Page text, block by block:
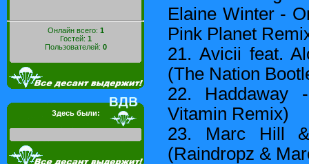
Онлайн всего: 1
Гостей: 1
Пользователей: 0
Здесь были:
Elaine Winter -
Pink Planet
21. Avicii feat.
(The Nation
22. Haddaway
Vitamin Remix)
23. Marc Hill
(Raindropz &